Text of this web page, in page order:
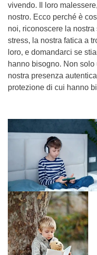
vivendo. Il loro
nostro. Ecco perché è
noi, riconoscere la
stress, la nostra fatica a
loro, e domandarci se
hanno bisogno. Non
nostra presenza
protezione di cui hanno